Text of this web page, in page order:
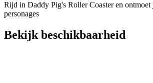
Rijd in Daddy Pig's Roller Coaster en ontmoet
personages
Bekijk beschikbaarheid